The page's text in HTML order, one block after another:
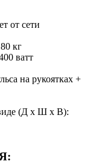
от сети
кг
ватт
на рукоятках +
(Д х Ш х В):